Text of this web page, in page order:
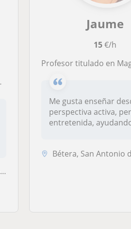
Jaume
15€/h
Profesor titulado en Magisterio, Educación Social y Música, con
Me gusta enseñar
perspectiva activa,
entretenida,
Bétera, San Antonio de